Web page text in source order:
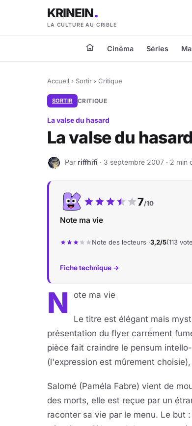
KRINEIN
LA CULTURE AU CRIBLE
Cinéma Séries
Accueil › Sortir › Critique
SORTIR CRITIQUE
La valse du hasard
La valse du hasard
R Par riffhifi · 3 septembre 2007 · 2 min
Notre note :
7/10
Note ma vie
Note des lecteurs ·3,2/5(113
Fiche technique →
N ote ma vie
Le titre est élégant mais
présentation du flyer carrément
pièce fait craindre le pensum
(l'expression est mûrement
Salomé (Paméla Fabre) vient de
des morts, elle est reçue par un
raconter sa vie par le menu. Le but